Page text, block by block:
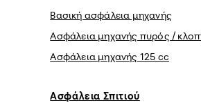
Βασική ασφάλεια μηχανής
Ασφάλεια μηχανής πυρός /
Ασφάλεια μηχανής 125 cc
Ασφάλεια Σπιτιού